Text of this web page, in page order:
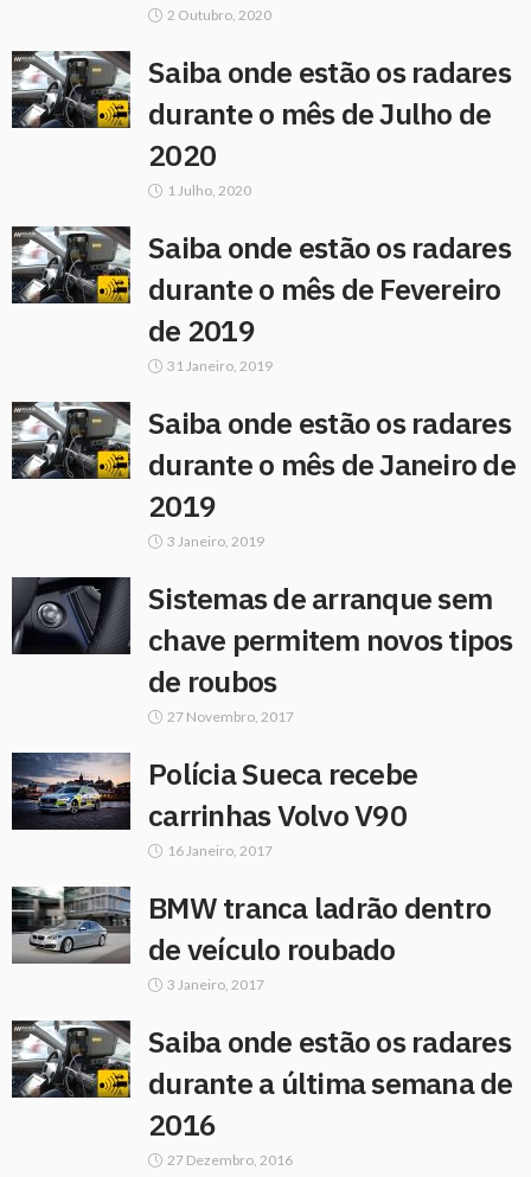
2 Outubro, 2020
Saiba onde estão os radares
durante o mês de Julho de
2020
1 Julho, 2020
Saiba onde estão os radares
durante o mês de Fevereiro
de 2019
31 Janeiro, 2019
Saiba onde estão os radares
durante o mês de Janeiro de
2019
3 Janeiro, 2019
Sistemas de arranque sem
chave permitem novos tipos
de roubos
27 Novembro, 2017
Polícia Sueca recebe
carrinhas Volvo V90
16 Janeiro, 2017
BMW tranca ladrão dentro
de veículo roubado
3 Janeiro, 2017
Saiba onde estão os radares
durante a última semana de
2016
27 Dezembro, 2016